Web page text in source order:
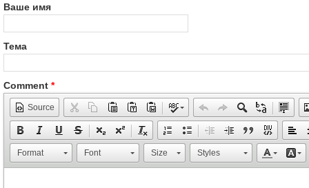
Ваше имя
Тема
Comment *
Source
Format Font Size Styles